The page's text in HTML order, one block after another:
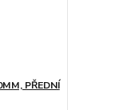
PŘEDNÍ